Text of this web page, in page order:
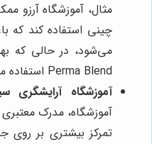
مثال، آموزشگاه آرزو
چینی استفاده کند که
Perma Blend استفاده می‌کند.
آموزشگاه آرایشگری
آموزشگاه، مدرک
تمرکز بیشتری بر روی